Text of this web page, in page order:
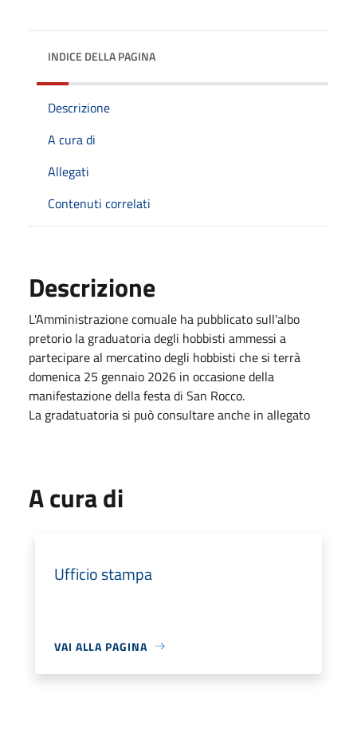
INDICE DELLA PAGINA
Descrizione
A cura di
Allegati
Contenuti correlati
Descrizione
L'Amministrazione comuale ha pubblicato sull'albo
pretorio la graduatoria degli hobbisti ammessi a
partecipare al mercatino degli hobbisti che si terrà
domenica 25 gennaio 2026 in occasione della
manifestazione della festa di San Rocco.
La gradatuatoria si può consultare anche in allegato
A cura di
Ufficio stampa
VAI ALLA PAGINA